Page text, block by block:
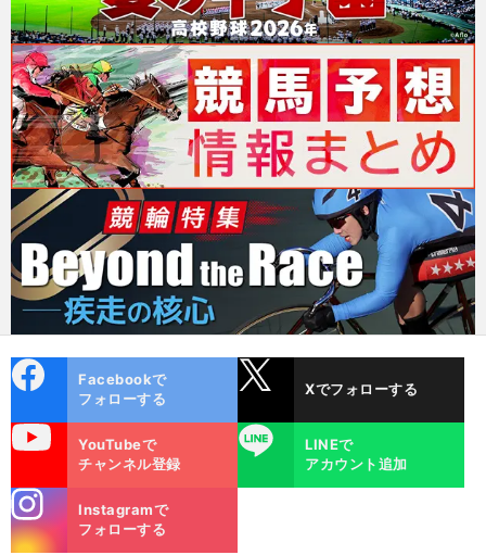
ok
Facebookで
フォローする
Xでフォローする
YouTubeで
チャンネル登録
LINE
LINEで
アカウント追加
m
Instagramで
フォローする